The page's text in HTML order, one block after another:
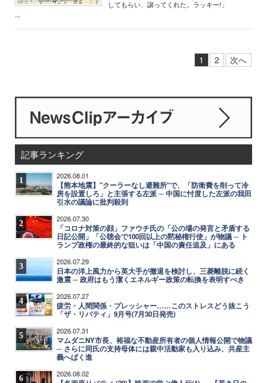
してもらい、譲ってくれた。ラッキー!」
...
1 2 次へ
記事ランキング
1 2026.08.01
【熊本地震】"クーラーなし避難所"で、「防衛費を削って冷
房を設置しろ」と主張する左派 ─ 中国に忖度した左派の我田
引水の議論に批判殺到
2 2026.07.30
「コロナ対策の顔」ファウチ氏の「公の場の発言と矛盾する
日記公開」「公聴会で100回以上の黙秘権行使」が物議 ─ ト
ランプ政権の最終的な狙いは「中国の責任追及」にある
3 2026.07.29
日本の洋上風力から英大手が撤退を検討し、三菱離脱に続く
激震 ─ 政府はもう潔くエネルギー政策の転換を表明すべき
4 2026.07.27
疲労・人間関係・プレッシャー……このストレスどう抜こう
「ザ・リバティ」9月号(7月30日発売)
5 2026.07.31
マムダニNY市長、裕福な不動産所有者の個人情報公開で物議
─ さらに同氏の支持母体には親中活動家も入り込み、共産主
義へばく進
6 2026.08.02